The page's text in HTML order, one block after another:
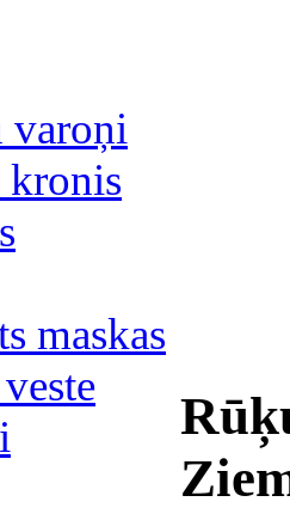
varoņi
kronis
maskas